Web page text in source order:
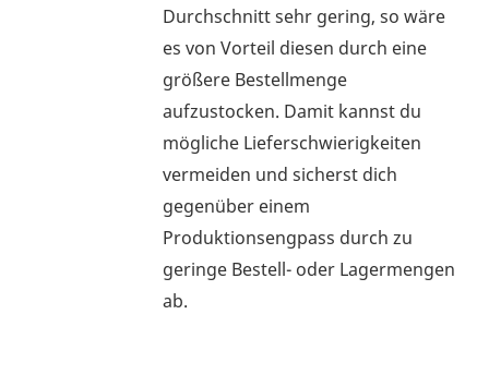
Durchschnitt sehr gering, so wäre
es von Vorteil diesen durch eine
größere Bestellmenge
aufzustocken. Damit kannst du
mögliche Lieferschwierigkeiten
vermeiden und sicherst dich
gegenüber einem
Produktionsengpass durch zu
geringe Bestell- oder Lagermengen
ab.